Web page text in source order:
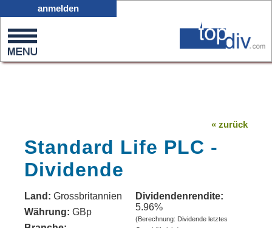
0
on
anmelden
« zurück
Standard Life PLC -
Dividende
Land: Grossbritannien
Währung: GBp
Dividendenrendite:
5.96%
(Berechnung: Dividende letztes